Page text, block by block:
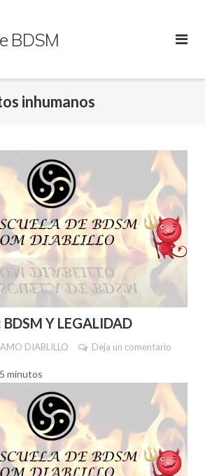
BDSM
inhumanos
Y LEGALIDAD
AMO DIABLILLO Deja un comentario
minutos